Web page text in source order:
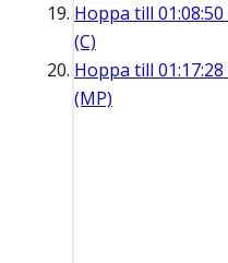
Hoppa till 01:08:50
(C)
Hoppa till 01:17:28
(MP)